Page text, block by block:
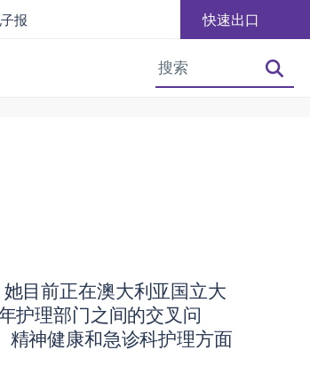
报 快速出口
目前正在澳大利亚国立大
护理部门之间的交叉问
精神健康和急诊科护理方面